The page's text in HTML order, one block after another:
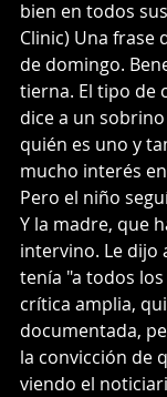
bien en todos
Clinic) Una frase
de domingo.
tierna. El tipo de
dice a un
quién es uno y
mucho interés
Pero el niño
Y la madre, que
intervino. Le dijo
tenía "a todos
crítica amplia,
documentada,
la convicción de
viendo el